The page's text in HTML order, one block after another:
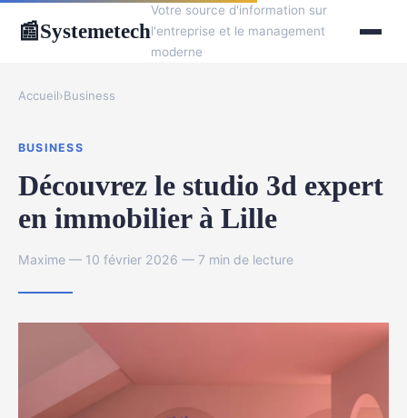
📰Systemetech
Votre source d'information sur
l'entreprise et le management
moderne
Accueil›Business
BUSINESS
Découvrez le studio 3d expert
en immobilier à Lille
Maxime — 10 février 2026 — 7 min de lecture